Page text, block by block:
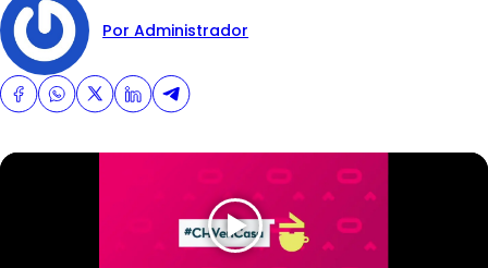
Por Administrador